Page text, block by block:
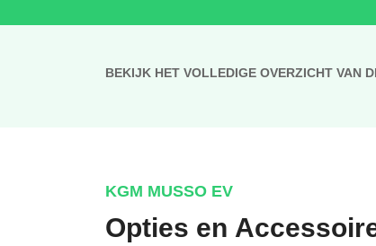
BEKIJK HET VOLLEDIGE OVERZICHT VAN
KGM MUSSO EV
Opties en